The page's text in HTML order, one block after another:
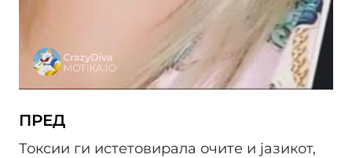
ПРЕД
Токсии ги истетовирала очите и јазикот,